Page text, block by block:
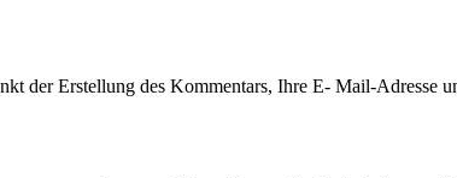
der Erstellung des Kommentars, Ihre E- Mail-Adresse